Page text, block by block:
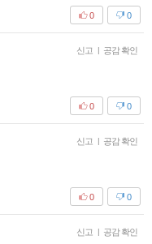
0
0
신고 공감 확인
0
0
신고 공감 확인
0
0
신고 공감 확인